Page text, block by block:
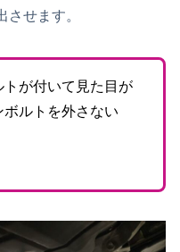
させます。
トが付いて見た目が
ルトを外さない